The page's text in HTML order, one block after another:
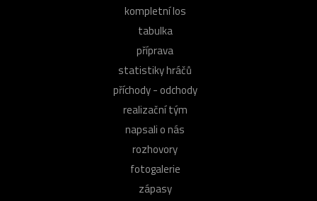
kompletní los
tabulka
příprava
statistiky hráčů
příchody - odchody
realizační tým
napsali o nás
rozhovory
fotogalerie
zápasy